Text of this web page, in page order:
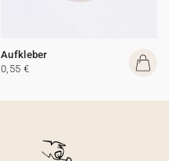
Aufkleber
0,55 €